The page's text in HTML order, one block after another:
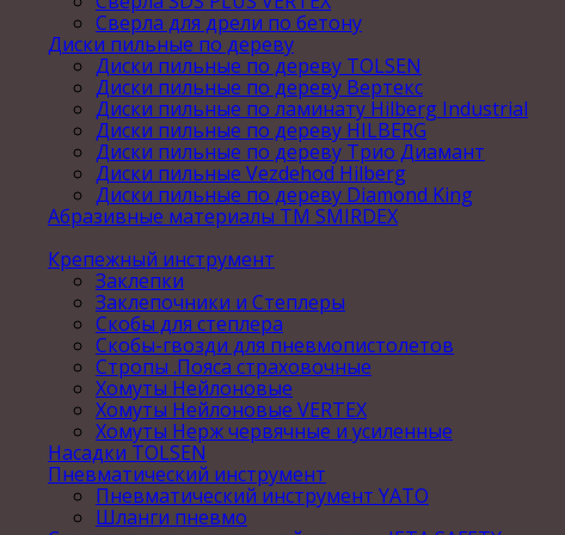
Сверла для дрели по бетону
Диски пильные по дереву
Диски пильные по дереву TOLSEN
Диски пильные по дереву Вертекс
Диски пильные по ламинату Hilberg Industrial
Диски пильные по дереву HILBERG
Диски пильные по дереву Трио Диамант
Диски пильные Vezdehod Hilberg
Диски пильные по дереву Diamond King
Абразивные материалы ТМ SMIRDEX
Крепежный инструмент
Заклепки
Заклепочники и Степлеры
Скобы для степлера
Скобы-гвозди для пневмопистолетов
Стропы .Пояса страховочные
Хомуты Нейлоновые
Хомуты Нейлоновые VERTEX
Хомуты Нерж червячные и усиленные
Насадки TOLSEN
Пневматический инструмент
Пневматический инструмент YATO
Шланги пневмо